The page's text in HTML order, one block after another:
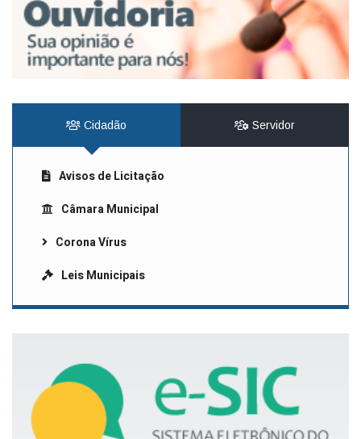
Cidadão Servidor
Avisos de Licitação
Câmara Municipal
Corona Vírus
Leis Municipais